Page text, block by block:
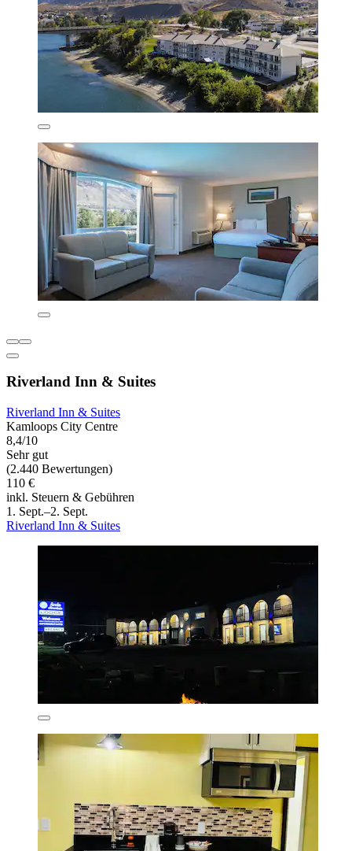
Riverland Inn & Suites
Riverland Inn & Suites
Kamloops City Centre
8,4/10
Sehr gut
(2.440 Bewertungen)
110 €
inkl. Steuern & Gebühren
1. Sept.–2. Sept.
Riverland Inn & Suites